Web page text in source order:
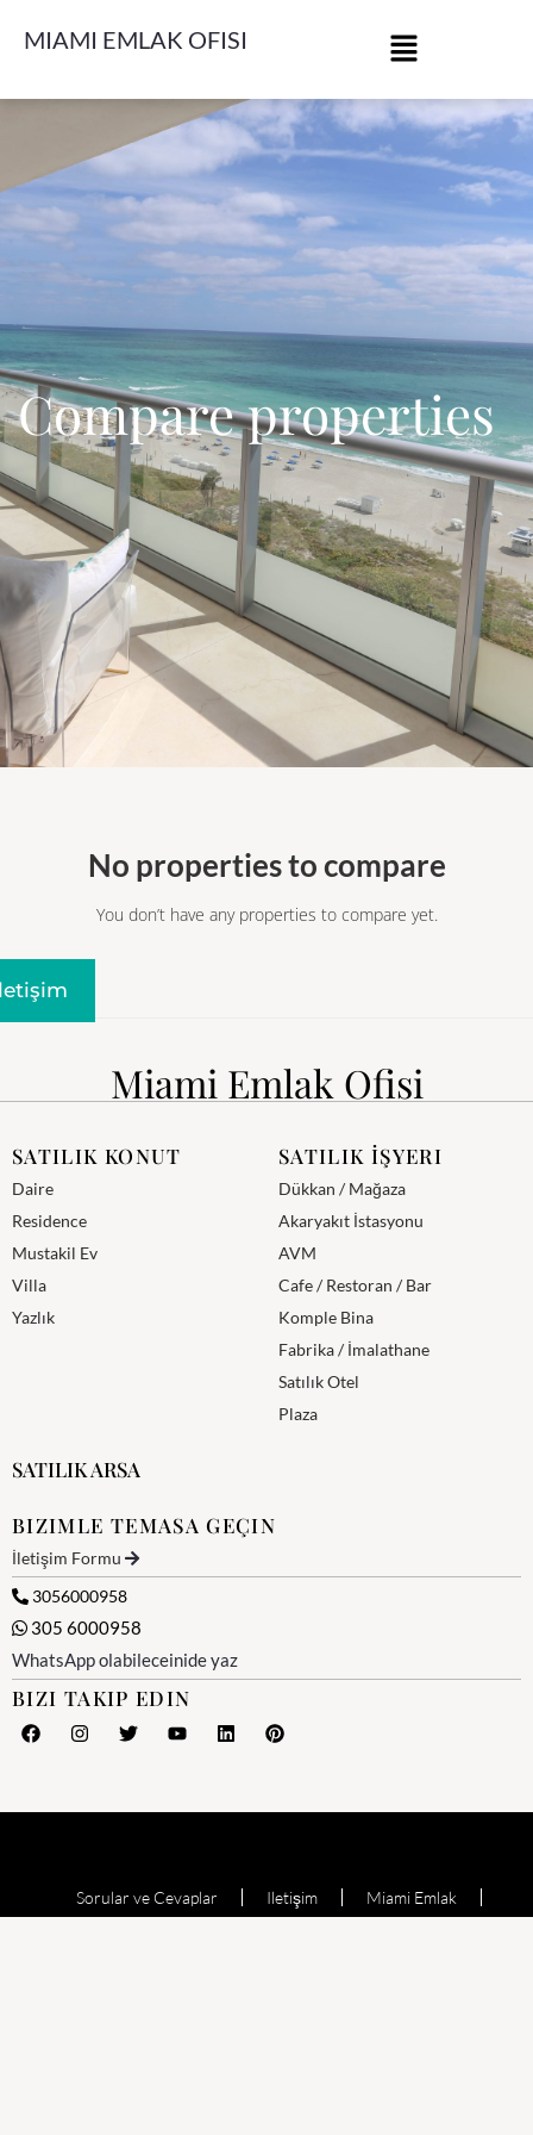
MIAMI EMLAK OFISI
Compare properties
No properties to compare
You don’t have any properties to compare yet.
Miami Emlak Ofisi
SATILIK KONUT
Daire
Residence
Mustakil Ev
Villa
Yazlık
SATILIK İŞYERI
Dükkan / Mağaza
Akaryakıt İstasyonu
AVM
Cafe / Restoran / Bar
Komple Bina
Fabrika / İmalathane
Satılık Otel
Plaza
SATILIK ARSA
BIZIMLE TEMASA GEÇIN
İletişim Formu
3056000958
305 6000958
WhatsApp olabileceinide yaz
BIZI TAKIP EDIN
Sorular ve Cevaplar Iletişim Miami Emlak